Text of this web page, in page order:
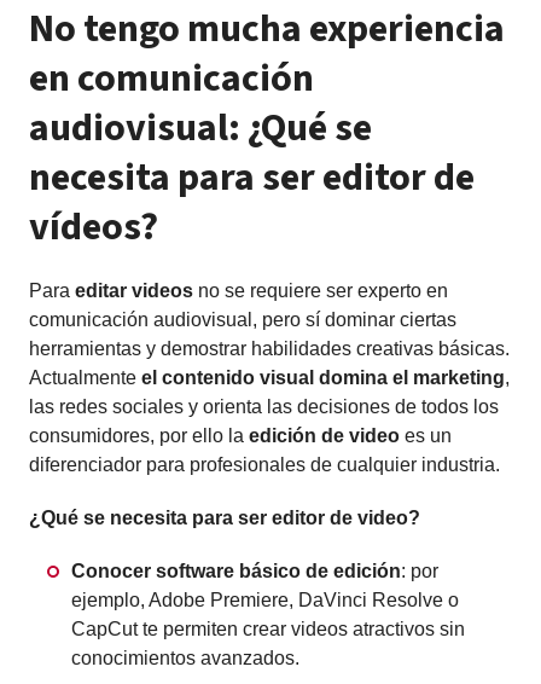
No tengo mucha experiencia
en comunicación
audiovisual: ¿Qué se
necesita para ser editor de
vídeos?
Para editar videos no se requiere ser experto en
comunicación audiovisual, pero sí dominar ciertas
herramientas y demostrar habilidades creativas básicas.
Actualmente el contenido visual domina el marketing,
las redes sociales y orienta las decisiones de todos los
consumidores, por ello la edición de video es un
diferenciador para profesionales de cualquier industria.
¿Qué se necesita para ser editor de video?
Conocer software básico de edición: por
ejemplo, Adobe Premiere, DaVinci Resolve o
CapCut te permiten crear videos atractivos sin
conocimientos avanzados.